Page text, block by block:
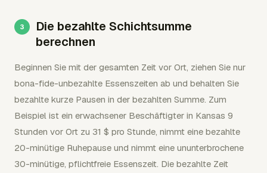
Die bezahlte Schichtsumme
berechnen
Beginnen Sie mit der gesamten Zeit vor Ort, ziehen Sie nur
bona-fide-unbezahlte Essenszeiten ab und behalten Sie
bezahlte kurze Pausen in der bezahlten Summe. Zum
Beispiel ist ein erwachsener Beschäftigter in Kansas 9
Stunden vor Ort zu 31 $ pro Stunde, nimmt eine bezahlte
20-minütige Ruhepause und nimmt eine ununterbrochene
30-minütige, pflichtfreie Essenszeit. Die bezahlte Zeit